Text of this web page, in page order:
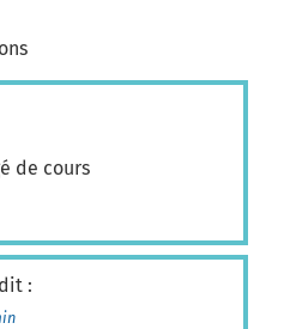
de cours
dit :